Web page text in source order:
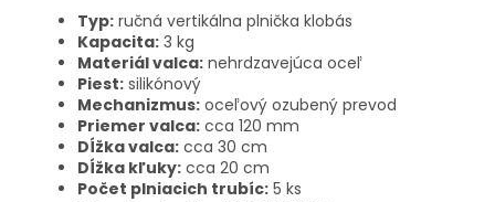
Typ: ručná vertikálna plnička klobás
Kapacita: 3 kg
Materiál valca: nehrdzavejúca oceľ
Piest: silikónový
Mechanizmus: oceľový ozubený prevod
Priemer valca: cca 120 mm
Dĺžka valca: cca 30 cm
Dĺžka kľuky: cca 20 cm
Počet plniacich trubíc: 5 ks